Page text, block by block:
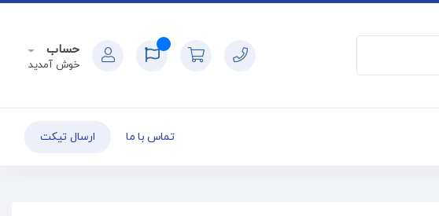
حساب
خوش آمدید
تماس با ما ارسال تیکت